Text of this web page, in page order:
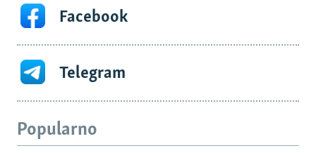
Facebook
Telegram
Popularno